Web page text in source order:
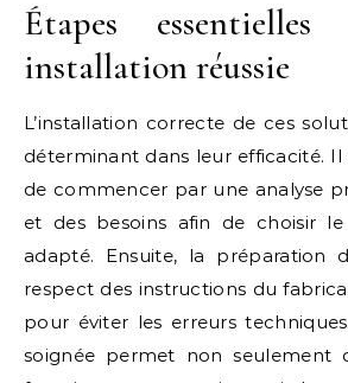
Étapes
installation réussie
L’installation correcte de ces
déterminant dans leur efficacité.
de commencer par une analyse
et des besoins afin de choisir
adapté. Ensuite, la préparation
respect des instructions du
pour éviter les erreurs
soignée permet non seulement